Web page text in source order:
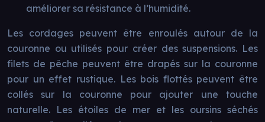
améliorer sa résistance à l’humidité.
Les cordages peuvent être enroulés autour de la
couronne ou utilisés pour créer des suspensions. Les
filets de pêche peuvent être drapés sur la couronne
pour un effet rustique. Les bois flottés peuvent être
collés sur la couronne pour ajouter une touche
naturelle. Les étoiles de mer et les oursins séchés